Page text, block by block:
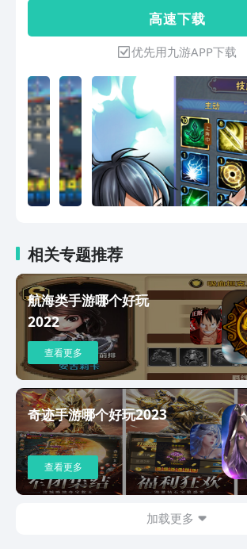
高 速 下 载
优先用九游APP下载
相关专题推荐
航海类手游哪个好玩
2022
查看更多
奇迹手游哪个好玩2023
查看更多
加载更多